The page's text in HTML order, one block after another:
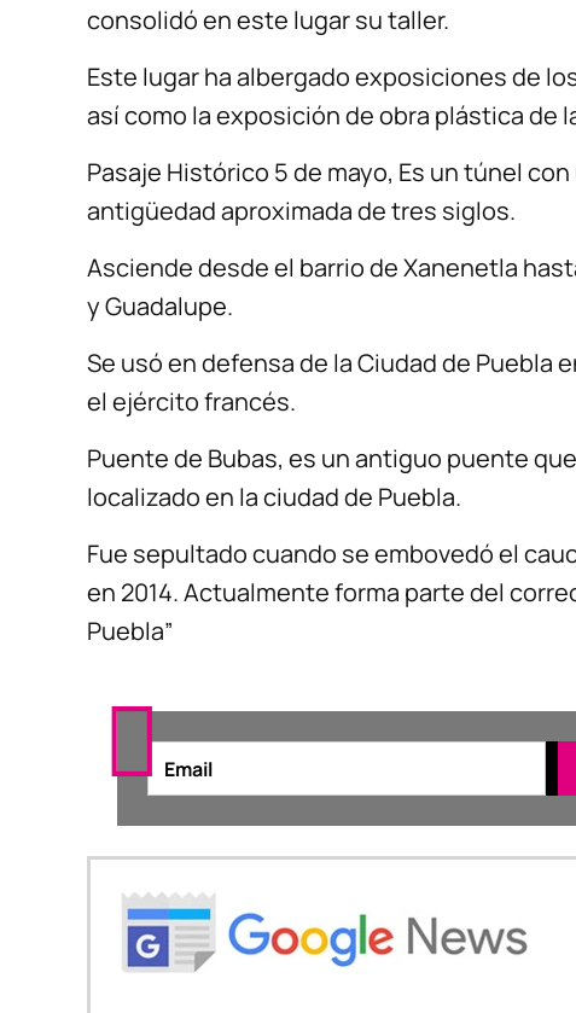
consolidó en este lugar su taller.
Este lugar ha albergado exposiciones de
así como la exposición de obra plástica de
Pasaje Histórico 5 de mayo, Es un túnel
antigüedad aproximada de tres siglos.
Asciende desde el barrio de Xanenetla
y Guadalupe.
Se usó en defensa de la Ciudad de Puebla
el ejército francés.
Puente de Bubas, es un antiguo puente
localizado en la ciudad de Puebla.
Fue sepultado cuando se embovedó el
en 2014. Actualmente forma parte del
Puebla”